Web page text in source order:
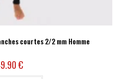
courtes 2/2 mm Homme
€